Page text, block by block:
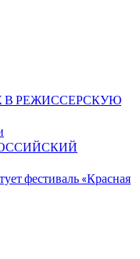
В РЕЖИССЕРСКУЮ
фестиваль «Красная